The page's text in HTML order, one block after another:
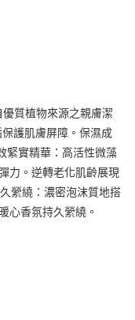
］
質植物來源之親膚潔
護肌膚屏障。保濕成
緊實精華：高活性微藻
力。逆轉老化肌齡展現
縈繞：濃密泡沫質地搭
心香氛持久縈繞。